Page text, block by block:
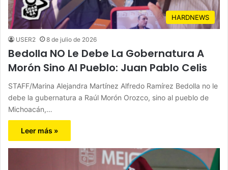
HARDNEWS
USER2 8 de julio de 2026
Bedolla NO Le Debe La Gobernatura A
Morón Sino Al Pueblo: Juan Pablo Celis
STAFF/Marina Alejandra Martínez Alfredo Ramírez Bedolla no le
debe la gubernatura a Raúl Morón Orozco, sino al pueblo de
Michoacán,…
Leer más »